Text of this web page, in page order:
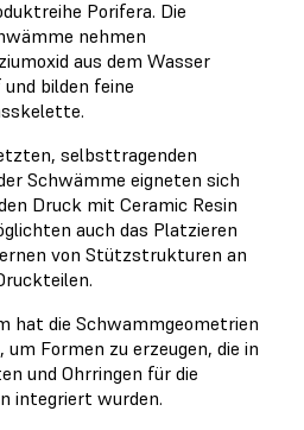
Porifera. Die
nehmen
aus dem Wasser
und bilden feine
selbsttragenden
Schwämme eigneten sich
Druck mit Ceramic Resin
auch das Platzieren
von Stützstrukturen an
hat die Schwammgeometrien
um Formen zu erzeugen, die in
und Ohrringen für die
integriert wurden.